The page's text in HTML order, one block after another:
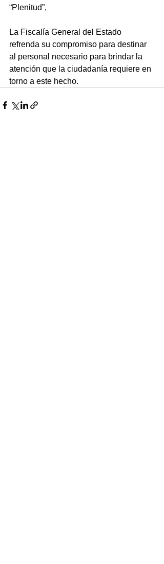
“Plenitud”,
La Fiscalía General del Estado
refrenda su compromiso para destinar
al personal necesario para brindar la
atención que la ciudadanía requiere en
torno a este hecho.